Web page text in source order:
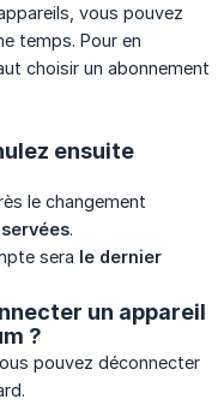
vous pouvez
temps. Pour en
choisir un abonnement
ensuite
le changement
.
sera le dernier
un appareil
?
pouvez déconnecter